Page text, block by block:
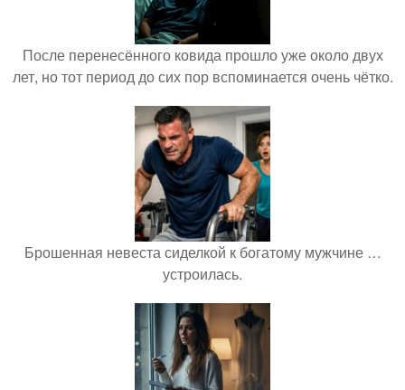
После перенесённого ковида прошло уже около двух
лет, но тот период до сих пор вспоминается очень чётко.
Брошенная невеста сиделкой к богатому мужчине …
устроилась.